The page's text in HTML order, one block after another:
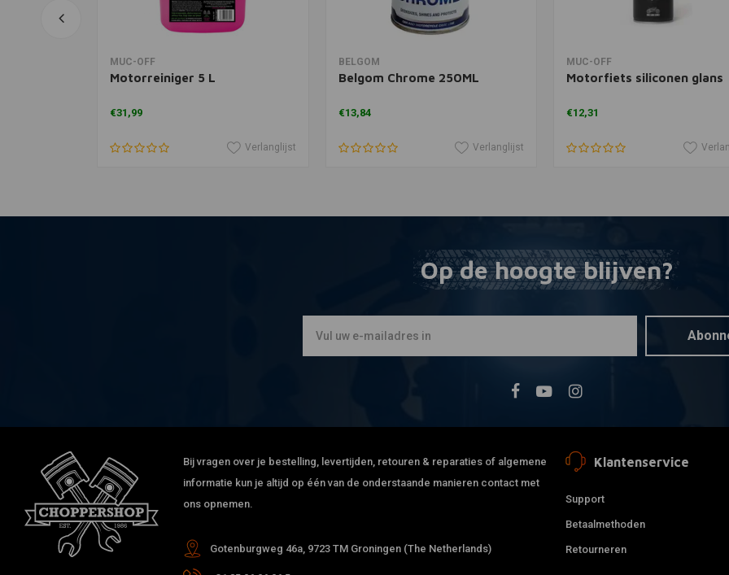
MUC-OFF
Motorreiniger 5 L
€31,99
Verlanglijst
BELGOM
Belgom Chrome 250ML
€13,84
Verlanglijst
MUC-OFF
Motorfiets siliconen glans
€12,31
Op de hoogte blijven?
Bij vragen over je bestelling, levertijden, retouren & reparaties of algemene
informatie kun je altijd op één van de onderstaande manieren contact met
ons opnemen.
Gotenburgweg 46a, 9723 TM Groningen (The Netherlands)
Klantenservice
Support
Betaalmethoden
Retourneren